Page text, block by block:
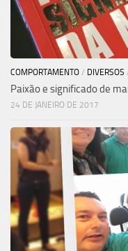
COMPORTAMENTO / DIVERSOS
Paixão e significado de
24 DE JANEIRO DE 2017